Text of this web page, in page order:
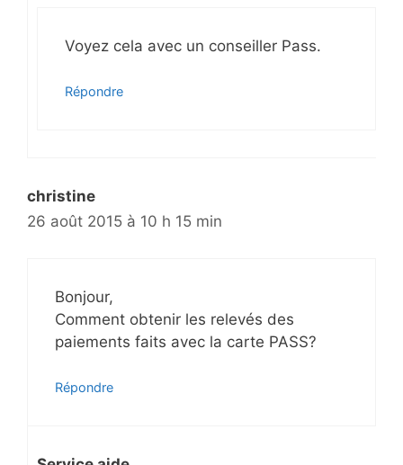
Voyez cela avec un conseiller Pass.
Répondre
christine
26 août 2015 à 10 h 15 min
Bonjour,
Comment obtenir les relevés des
paiements faits avec la carte PASS?
Répondre